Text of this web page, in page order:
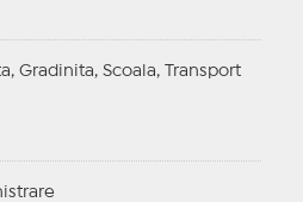
Gradinita, Scoala, Transport